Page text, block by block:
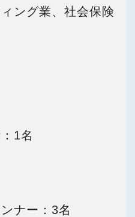
ング業、社会保険
1名
ナー
3名